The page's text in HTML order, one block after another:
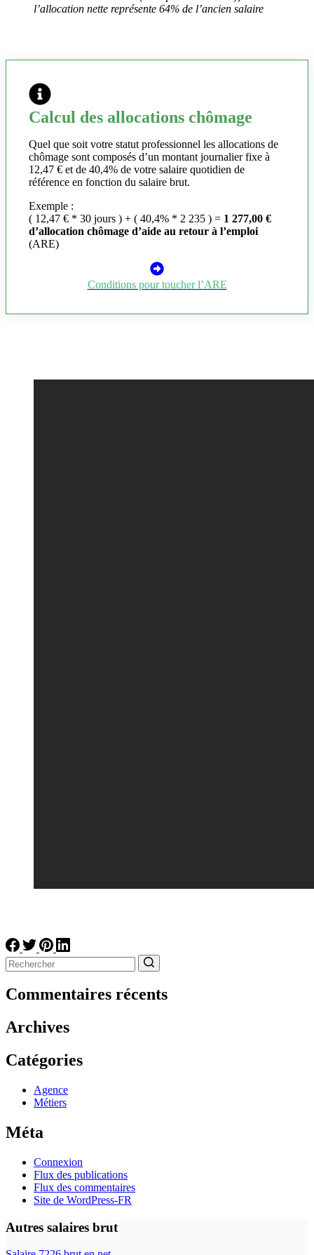
l’allocation nette représente 64% de l’ancien salaire
Calcul des allocations chômage
Quel que soit votre statut professionnel les allocations de
chômage sont composés d’un montant journalier fixe à
12,47 € et de 40,4% de votre salaire quotidien de
référence en fonction du salaire brut.
Exemple :
( 12,47 € * 30 jours ) + ( 40,4% * 2 235 ) = 1 277,00 €
d’allocation chômage d’aide au retour à l’emploi
(ARE)
Conditions pour toucher l’ARE
résultat
Commentaires récents
Archives
Catégories
Agence
Métiers
Méta
Connexion
Flux des publications
Flux des commentaires
Site de WordPress-FR
Autres salaires brut